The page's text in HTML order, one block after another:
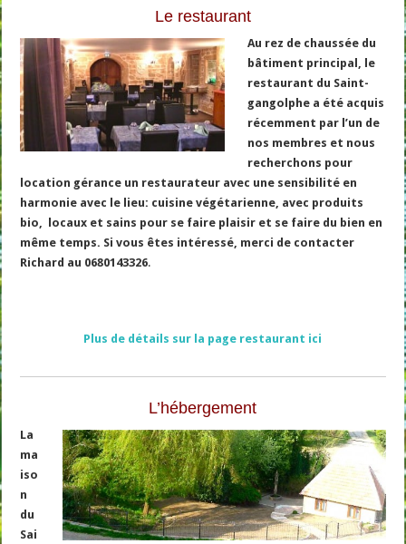
Le restaurant
Au rez de chaussée du
bâtiment principal, le
restaurant du Saint-
gangolphe a été acquis
récemment par l’un de
nos membres et nous
recherchons pour
location gérance un restaurateur avec une sensibilité en
harmonie avec le lieu: cuisine végétarienne, avec produits
bio, locaux et sains pour se faire plaisir et se faire du bien en
même temps. Si vous êtes intéressé, merci de contacter
Richard au 0680143326.
Plus de détails sur la page restaurant ici
L’hébergement
La
ma
iso
n
du
Sai